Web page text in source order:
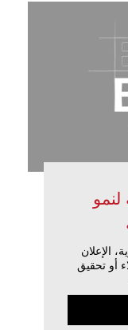
لنمو
الإعلان
أو تحقيق